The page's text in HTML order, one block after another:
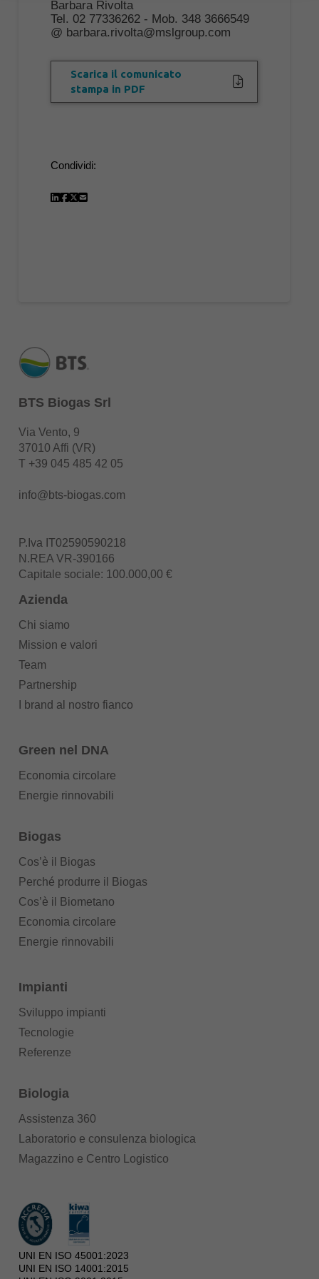
Barbara Rivolta
Tel. 02 77336262 - Mob. 348 3666549
@ barbara.rivolta@mslgroup.com
Scarica il comunicato
stampa in PDF
Condividi:
BTS Biogas Srl
Via Vento, 9
37010 Affi (VR)
T +39 045 485 42 05
info@bts-biogas.com
P.Iva IT02590590218
N.REA VR-390166
Capitale sociale: 100.000,00 €
Azienda
Chi siamo
Mission e valori
Team
Partnership
I brand al nostro fianco
Green nel DNA
Economia circolare
Energie rinnovabili
Biogas
Cos’è il Biogas
Perché produrre il Biogas
Cos’è il Biometano
Economia circolare
Energie rinnovabili
Impianti
Sviluppo impianti
Tecnologie
Referenze
Biologia
Assistenza 360
Laboratorio e consulenza biologica
Magazzino e Centro Logistico
UNI EN ISO 45001:2023
UNI EN ISO 14001:2015